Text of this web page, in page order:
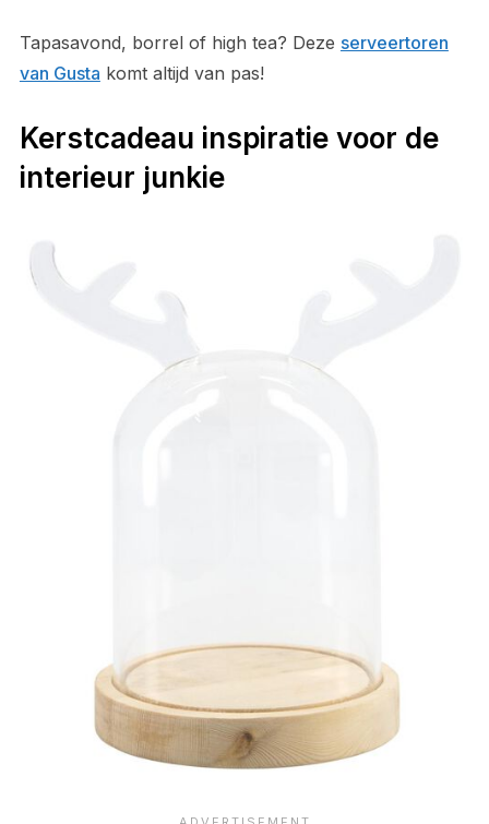
Tapasavond, borrel of high tea? Deze serveertoren
van Gusta komt altijd van pas!
Kerstcadeau inspiratie voor de
interieur junkie